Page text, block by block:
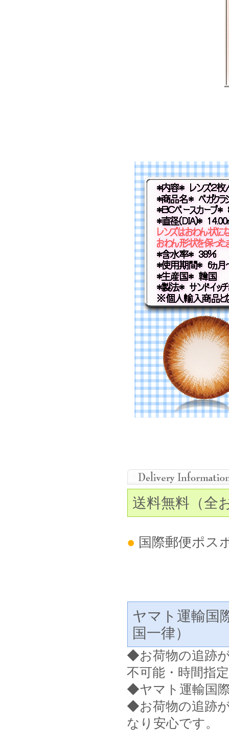
送料無料（全
● 国際郵便ポス
ヤマト運輸国
国一律）
◆お荷物の追跡
不可能・時間指
◆ヤマト運輸国
◆お荷物の追跡
なり安心です。